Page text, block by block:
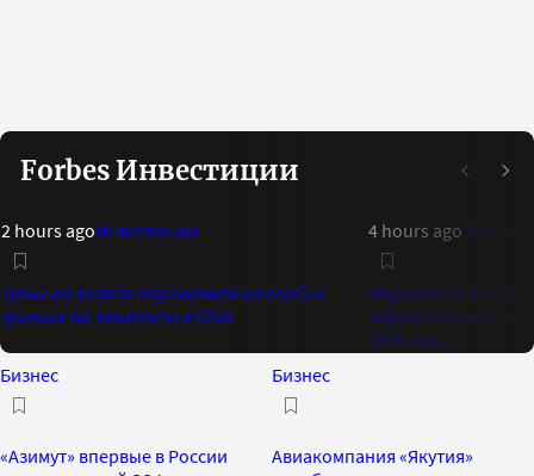
Forbes Инвестиции
2 hours agoИнвестиции
Цены на золото подскочили на слабых
данных по занятости в США
4 hours ago
Индикатор Bank of
максимальный
2021 года
Бизнес
«Азимут» впервые в России
Бизнес
Авиакомпания «Якутия»